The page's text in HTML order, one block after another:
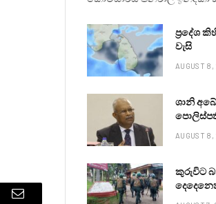
ප්‍රදේශ
වැසි
AUGUST
ශානි
AUGUST
කුරුවිට